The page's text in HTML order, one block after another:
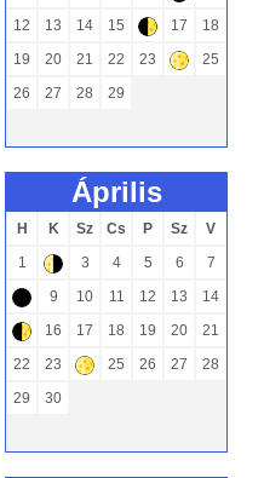
12
13 14 15 ) 17
18
19
20 21 22 23 +
25
26
27 28 29
április
H K Sz Cs P Sz
V
1
( 3 4 5 6 7
- 9 10 11 12 13 14
) 16 17 18 19 20
21
22
23 + 25 26 27
28
29
30